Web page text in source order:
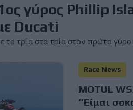
γύρος Phillip
Ducati
τρία στα τρία στον πρώτο γύρο
Race News
MOTUL
“Είμαι